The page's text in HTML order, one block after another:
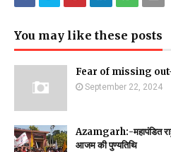
You may like these posts
Fear of missing
September 22, 2024
Azamgarh:-महापंडित
आजम की पुण्यतिथि